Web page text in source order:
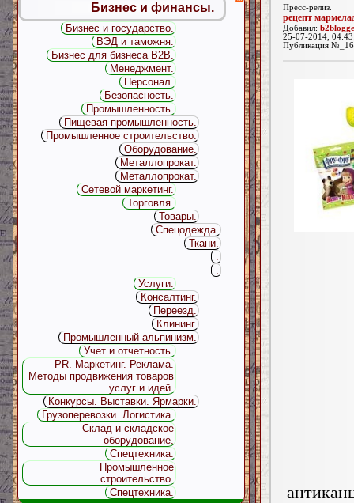
Пресс-релиз.
рецепт
Добавил:
25-07-2014,
Публикация
Бизнес и финансы.
Бизнес и государство.
ВЭД и таможня.
Бизнес для бизнеса B2B.
Менеджмент.
Персонал.
Безопасность.
Промышленность.
Пищевая промышленность.
Промышленное строительство.
Оборудование.
Металлопрокат.
Металлопрокат.
Сетевой маркетинг.
Торговля.
Товары.
Спецодежда.
Ткани.
.
.
Услуги.
Консалтинг.
Переезд.
Клининг.
Промышленный альпинизм.
Учет и отчетность.
PR. Маркетинг. Реклама.
Методы продвижения товаров
услуг и идей.
Конкурсы. Выставки. Ярмарки.
Грузоперевозки. Логистика.
Склад и складское
оборудование.
Спецтехника.
Промышленное
строительство.
Спецтехника.